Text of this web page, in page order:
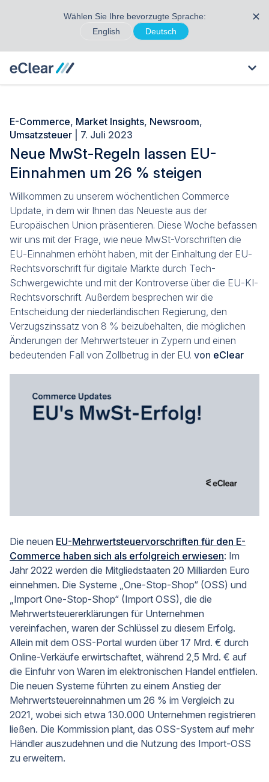
Wählen Sie Ihre bevorzugte Sprache:
English
Deutsch
✕
E-Commerce, Market Insights, Newsroom,
Umsatzsteuer | 7. Juli 2023
Neue MwSt-Regeln lassen EU-
Einnahmen um 26 % steigen
Willkommen zu unserem wöchentlichen Commerce
Update, in dem wir Ihnen das Neueste aus der
Europäischen Union präsentieren. Diese Woche befassen
wir uns mit der Frage, wie neue MwSt-Vorschriften die
EU-Einnahmen erhöht haben, mit der Einhaltung der EU-
Rechtsvorschrift für digitale Märkte durch Tech-
Schwergewichte und mit der Kontroverse über die EU-KI-
Rechtsvorschrift. Außerdem besprechen wir die
Entscheidung der niederländischen Regierung, den
Verzugszinssatz von 8 % beizubehalten, die möglichen
Änderungen der Mehrwertsteuer in Zypern und einen
bedeutenden Fall von Zollbetrug in der EU. von eClear
Die neuen EU-Mehrwertsteuervorschriften für den E-
Commerce haben sich als erfolgreich erwiesen: Im
Jahr 2022 werden die Mitgliedstaaten 20 Milliarden Euro
einnehmen. Die Systeme „One-Stop-Shop“ (OSS) und
„Import One-Stop-Shop“ (Import OSS), die die
Mehrwertsteuererklärungen für Unternehmen
vereinfachen, waren der Schlüssel zu diesem Erfolg.
Allein mit dem OSS-Portal wurden über 17 Mrd. € durch
Online-Verkäufe erwirtschaftet, während 2,5 Mrd. € auf
die Einfuhr von Waren im elektronischen Handel entfielen.
Die neuen Systeme führten zu einem Anstieg der
Mehrwertsteuereinnahmen um 26 % im Vergleich zu
2021, wobei sich etwa 130.000 Unternehmen registrieren
ließen. Die Kommission plant, das OSS-System auf mehr
Händler auszudehnen und die Nutzung des Import-OSS
zu erweitern.